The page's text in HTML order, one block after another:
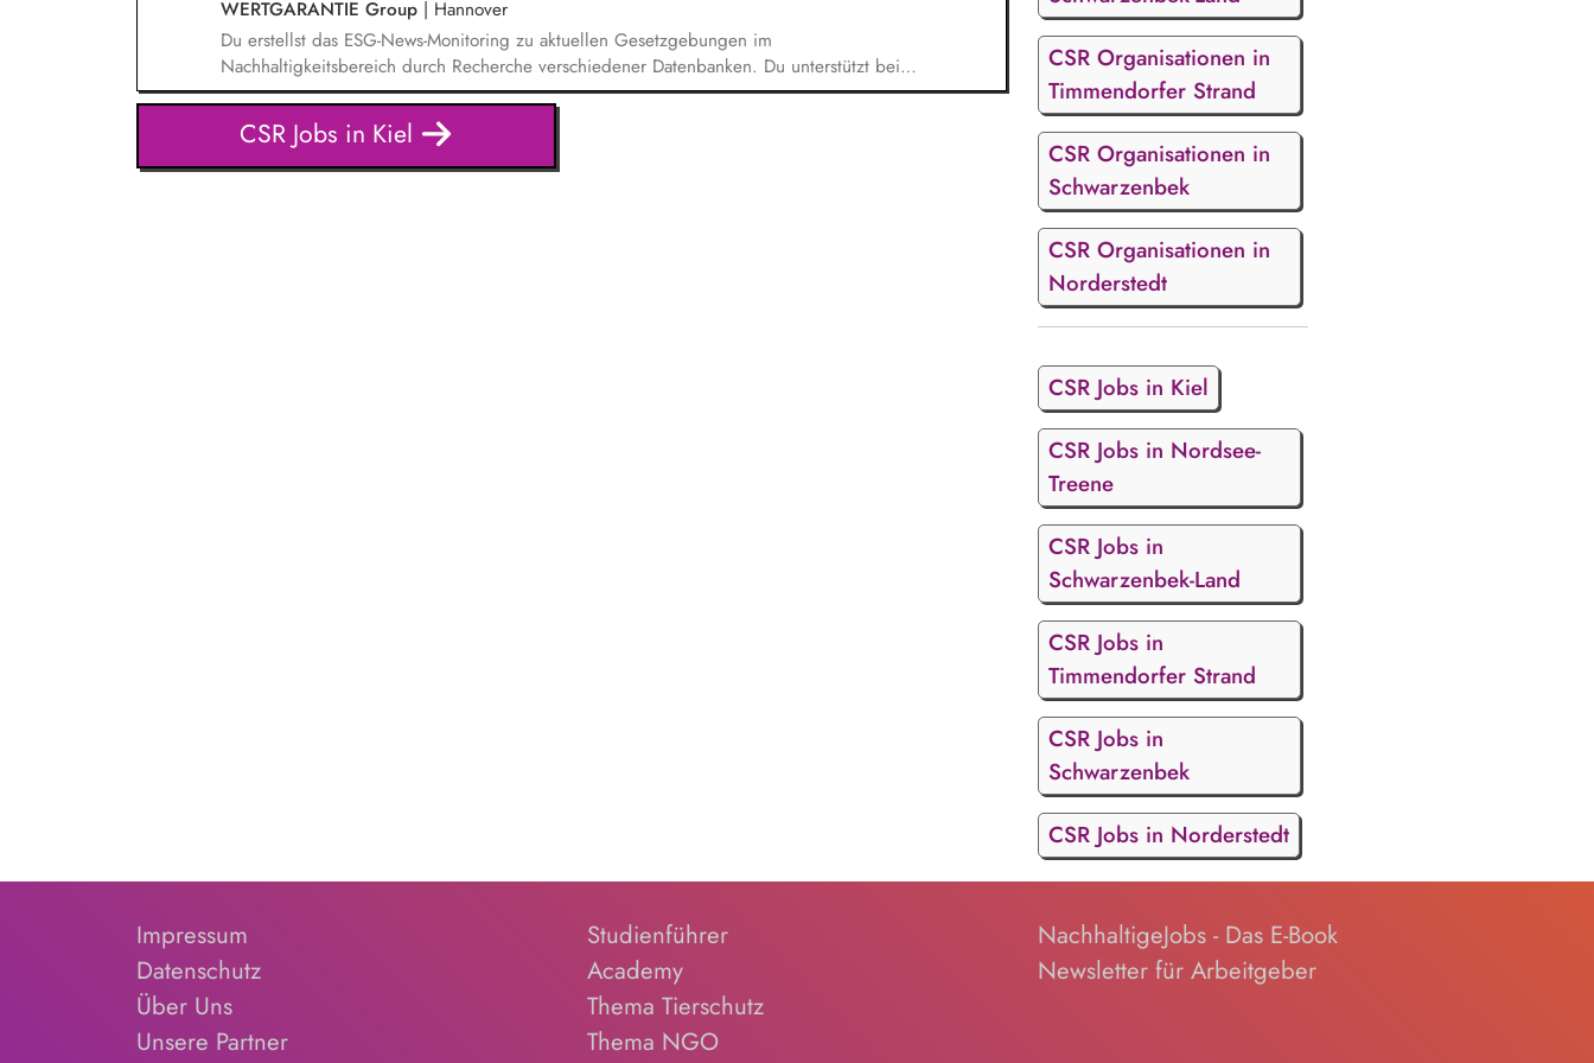
WERTGARANTIE Group | Hannover
Du erstellst das ESG-News-Monitoring zu aktuellen Gesetzgebungen im
Nachhaltigkeitsbereich durch Recherche verschiedener Datenbanken. Du unterstützt bei
der Planung und Umsetzung von aktuellen Nachhaltigkeitsprojekten und -Maßnahmen auf
Unternehmensebene. Du übernimmst Aufgaben in unseren vielfältigen Themenfeldern,
u.a. Kreislaufwirtschaft, Aktive Mobilität, Soziale Nachhaltigkeit,
Nachhaltigkeitskommunikation. Du bist in die Erstellung des Nachhaltigkeitsberichts und
CSR Jobs in Kiel
CSR Organisationen in
Timmendorfer Strand
CSR Organisationen in
Schwarzenbek
CSR Organisationen in
Norderstedt
CSR Jobs in Kiel
CSR Jobs in Nordsee-
Treene
CSR Jobs in
Schwarzenbek-Land
CSR Jobs in
Timmendorfer Strand
CSR Jobs in
Schwarzenbek
CSR Jobs in Norderstedt
Impressum
Datenschutz
Über Uns
Unsere Partner
Studienführer
Academy
Thema Tierschutz
Thema NGO
NachhaltigeJobs - Das E-Book
Newsletter für Arbeitgeber